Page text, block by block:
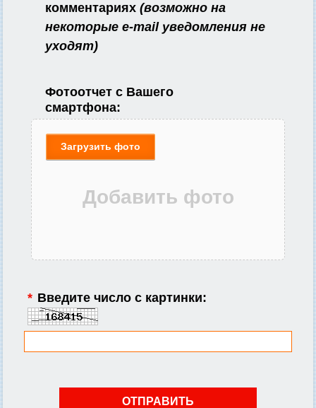
комментариях (возможно на
некоторые e-mail уведомления не
уходят)
Фотоотчет с Вашего
смартфона:
Загрузить фото
* Введите число с картинки: